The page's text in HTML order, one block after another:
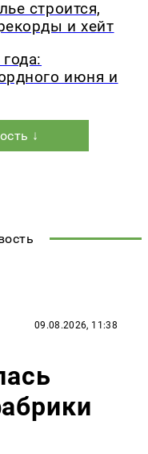
строится,
и хейт
июня и
↓
09.08.2026, 11:38